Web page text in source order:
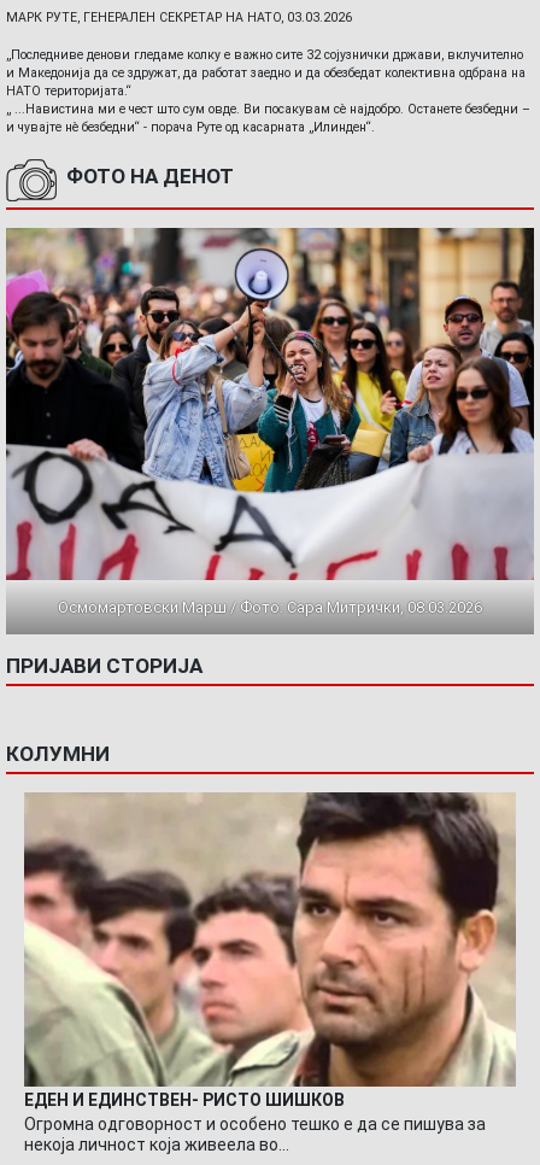
МАРК РУТЕ, ГЕНЕРАЛЕН СЕКРЕТАР НА НАТО, 03.03.2026
„Последниве денови гледаме колку е важно сите 32 сојузнички држави, вклучително
и Македонија да се здружат, да работат заедно и да обезбедат колективна одбрана на
НАТО територијата.“
„ ...Навистина ми е чест што сум овде. Ви посакувам сè најдобро. Останете безбедни –
и чувајте нè безбедни“ - порача Руте од касарната „Илинден“.
ФОТО НА ДЕНОТ
Осмомартовски Марш / Фото: Сара Митрички, 08.03.2026
ПРИЈАВИ СТОРИЈА
КОЛУМНИ
ЕДЕН И ЕДИНСТВЕН- РИСТО ШИШКОВ
Огромна одговорност и особено тешко е да се пишува за
некоја личност која живеела во…